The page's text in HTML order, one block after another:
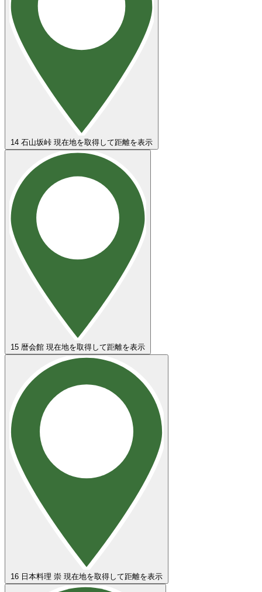
14 石山坂峠 現在地を取得して距離を表示
15 暦会館 現在地を取得して距離を表示
16 日本料理 崇 現在地を取得して距離を表示